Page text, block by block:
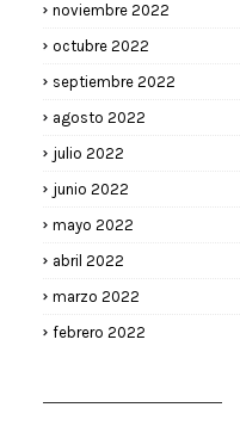
noviembre 2022
octubre 2022
septiembre 2022
agosto 2022
julio 2022
junio 2022
mayo 2022
abril 2022
marzo 2022
febrero 2022